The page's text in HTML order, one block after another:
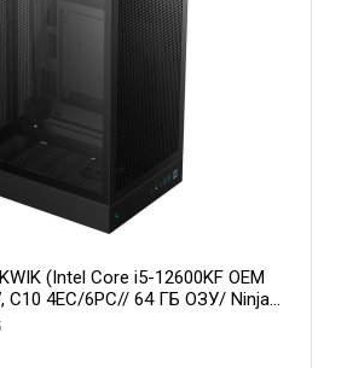
(Intel Core i5-12600KF OEM
C10 4EC/6PC// 64 ГБ ОЗУ/ Ninja
128bit GDDR6 DVI DP HDMI 2/